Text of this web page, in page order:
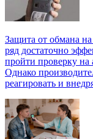
Защита от обмана на
ряд достаточно
пройти проверку на
Однако
реагировать и